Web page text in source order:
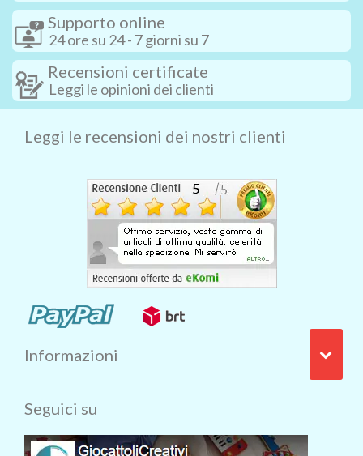
Supporto online
24 ore su 24 - 7 giorni su 7
Recensioni certificate
Leggi le opinioni dei clienti
Leggi le recensioni dei nostri clienti
Informazioni
Seguici su